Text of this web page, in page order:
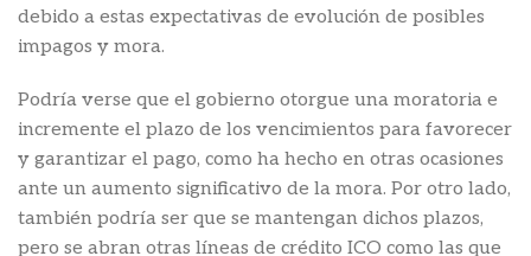
debido a estas expectativas de evolución de posibles
impagos y mora.
Podría verse que el gobierno otorgue una moratoria e
incremente el plazo de los vencimientos para favorecer
y garantizar el pago, como ha hecho en otras ocasiones
ante un aumento significativo de la mora. Por otro lado,
también podría ser que se mantengan dichos plazos,
pero se abran otras líneas de crédito ICO como las que